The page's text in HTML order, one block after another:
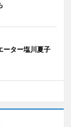
ーター塩川夏子